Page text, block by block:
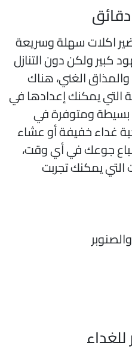
اكلات سهلة وسريعة
ولكن دون التنازل
الغني، هناك
يمكنك إعدادها في
ومتوفرة في
خفيفة أو عشاء
جوعك في أي وقت،
يمكنك تجربت